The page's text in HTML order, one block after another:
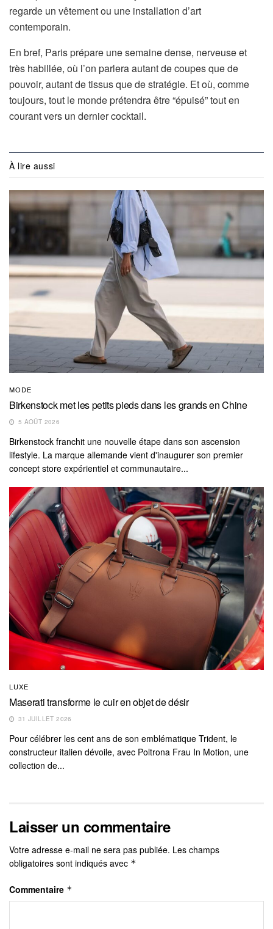
regarde un vêtement ou une installation d’art
contemporain.
En bref, Paris prépare une semaine dense, nerveuse et
très habillée, où l’on parlera autant de coupes que de
pouvoir, autant de tissus que de stratégie. Et où, comme
toujours, tout le monde prétendra être “épuisé” tout en
courant vers un dernier cocktail.
À lire aussi
MODE
Birkenstock met les petits pieds dans les grands en Chine
5 AOÛT 2026
Birkenstock franchit une nouvelle étape dans son ascension
lifestyle. La marque allemande vient d'inaugurer son premier
concept store expérientiel et communautaire...
LUXE
Maserati transforme le cuir en objet de désir
31 JUILLET 2026
Pour célébrer les cent ans de son emblématique Trident, le
constructeur italien dévoile, avec Poltrona Frau In Motion, une
collection de...
Laisser un commentaire
Votre adresse e-mail ne sera pas publiée. Les champs
obligatoires sont indiqués avec *
Commentaire *